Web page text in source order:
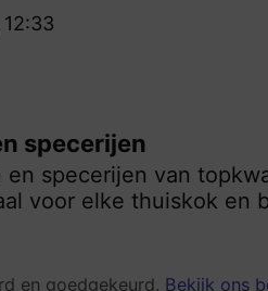
specerijen
en specerijen van
voor elke thuiskok en
en goedgekeurd. Bekijk ons